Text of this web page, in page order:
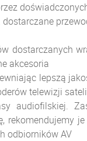
dostarczanych
akcesoria
lepszą
telewizji
audiofilskiej.
rekomendujemy
odbiorników AV